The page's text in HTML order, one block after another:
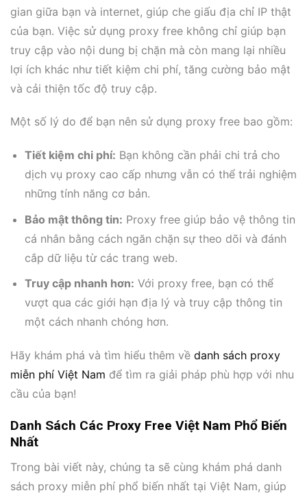
gian giữa bạn và internet, giúp che giấu địa chỉ IP thật
của bạn. Việc sử dụng proxy free không chỉ giúp bạn
truy cập vào nội dung bị chặn mà còn mang lại nhiều
lợi ích khác như tiết kiệm chi phí, tăng cường bảo mật
và cải thiện tốc độ truy cập.
Một số lý do để bạn nên sử dụng proxy free bao gồm:
Tiết kiệm chi phí: Bạn không cần phải chi trả cho
dịch vụ proxy cao cấp nhưng vẫn có thể trải nghiệm
những tính năng cơ bản.
Bảo mật thông tin: Proxy free giúp bảo vệ thông tin
cá nhân bằng cách ngăn chặn sự theo dõi và đánh
cắp dữ liệu từ các trang web.
Truy cập nhanh hơn: Với proxy free, bạn có thể
vượt qua các giới hạn địa lý và truy cập thông tin
một cách nhanh chóng hơn.
Hãy khám phá và tìm hiểu thêm về danh sách proxy
miễn phí Việt Nam để tìm ra giải pháp phù hợp với nhu
cầu của bạn!
Danh Sách Các Proxy Free Việt Nam Phổ Biến
Nhất
Trong bài viết này, chúng ta sẽ cùng khám phá danh
sách proxy miễn phí phổ biến nhất tại Việt Nam, giúp